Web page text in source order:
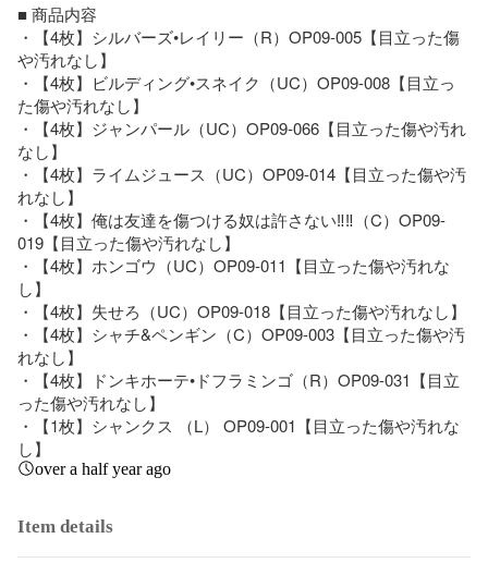
■ 商品内容
・【4枚】シルバーズ•レイリー（R）OP09-005【目立った傷
や汚れなし】
・【4枚】ビルディング•スネイク（UC）OP09-008【目立っ
た傷や汚れなし】
・【4枚】ジャンパール（UC）OP09-066【目立った傷や汚れ
なし】
・【4枚】ライムジュース（UC）OP09-014【目立った傷や汚
れなし】
・【4枚】俺は友達を傷つける奴は許さない‼︎‼︎（C）OP09-
019【目立った傷や汚れなし】
・【4枚】ホンゴウ（UC）OP09-011【目立った傷や汚れな
し】
・【4枚】失せろ（UC）OP09-018【目立った傷や汚れなし】
・【4枚】シャチ&ペンギン（C）OP09-003【目立った傷や汚
れなし】
・【4枚】ドンキホーテ•ドフラミンゴ（R）OP09-031【目立
った傷や汚れなし】
・【1枚】シャンクス （L） OP09-001【目立った傷や汚れな
し】
over a half year ago
Item details